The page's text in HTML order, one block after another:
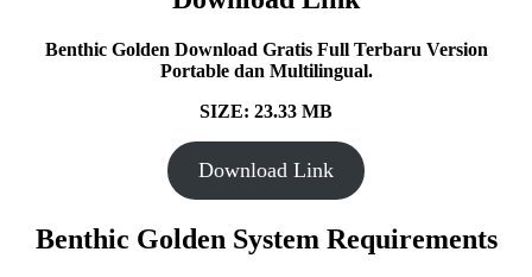
Benthic Golden Download Gratis Full Terbaru Version
Portable dan Multilingual.
SIZE: 23.33 MB
Download Link
Benthic Golden System Requirements